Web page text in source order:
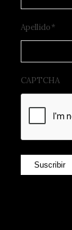
Apellido*
CAPTCHA
Suscribir